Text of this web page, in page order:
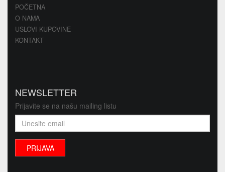
POČETNA
O NAMA
USLOVI KUPOVINE
KONTAKT
NEWSLETTER
Prijavite se na našu mailing listu
PRIJAVA